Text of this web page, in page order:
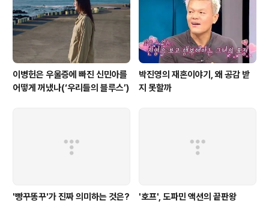
고작 3,40분에 불과하지만 그 짧은 시간 동안의 일탈이 어
쩌면 인생..
이병헌은 우울증에 빠진 신민아를
어떻게 꺼냈나(‘우리들의 블루스’)
박진영의 재혼이야기, 왜 공감 받
지 못할까
'빵꾸똥꾸'가 진짜 의미하는 것은? '호프', 도파민 액션의 끝판왕